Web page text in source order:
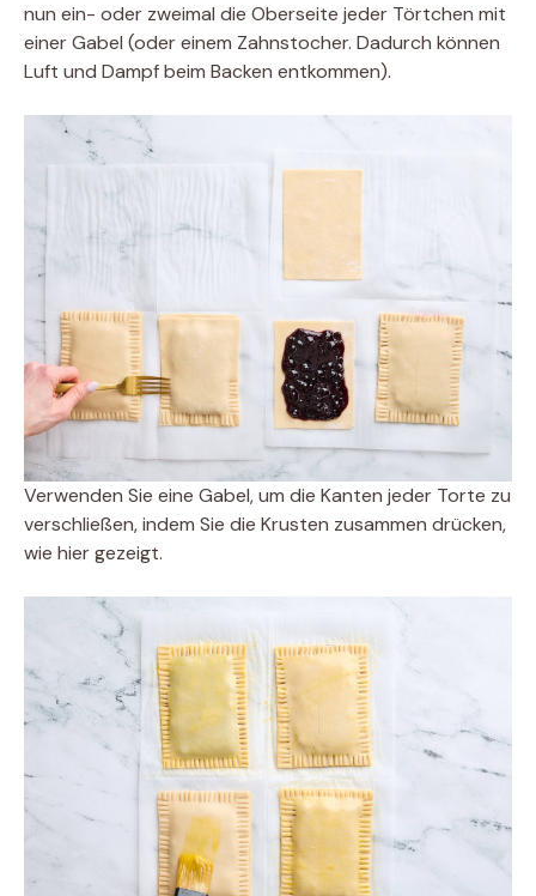
nun ein- oder zweimal die Oberseite jeder Törtchen mit
einer Gabel (oder einem Zahnstocher. Dadurch können
Luft und Dampf beim Backen entkommen).
Verwenden Sie eine Gabel, um die Kanten jeder Torte zu
verschließen, indem Sie die Krusten zusammen drücken,
wie hier gezeigt.